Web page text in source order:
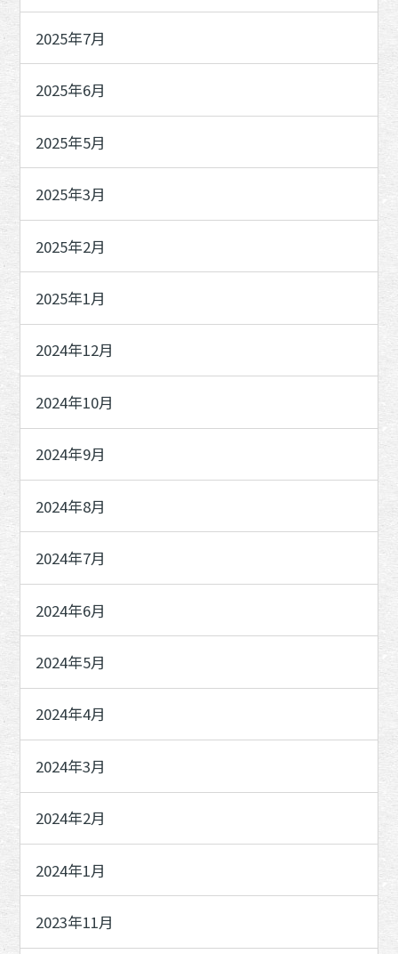
2025年7月
2025年6月
2025年5月
2025年3月
2025年2月
2025年1月
2024年12月
2024年10月
2024年9月
2024年8月
2024年7月
2024年6月
2024年5月
2024年4月
2024年3月
2024年2月
2024年1月
2023年11月